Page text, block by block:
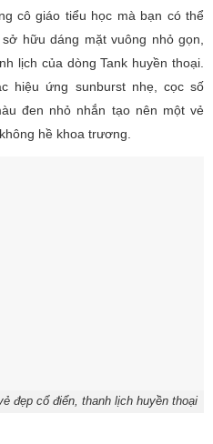
cô giáo tiểu học mà bạn có thể
hữu dáng mặt vuông nhỏ gọn,
lịch của dòng Tank huyền thoại.
hiệu ứng sunburst nhẹ, cọc số
đen nhỏ nhắn tạo nên một vẻ
hề khoa trương.
đẹp cổ điển, thanh lịch huyền thoại